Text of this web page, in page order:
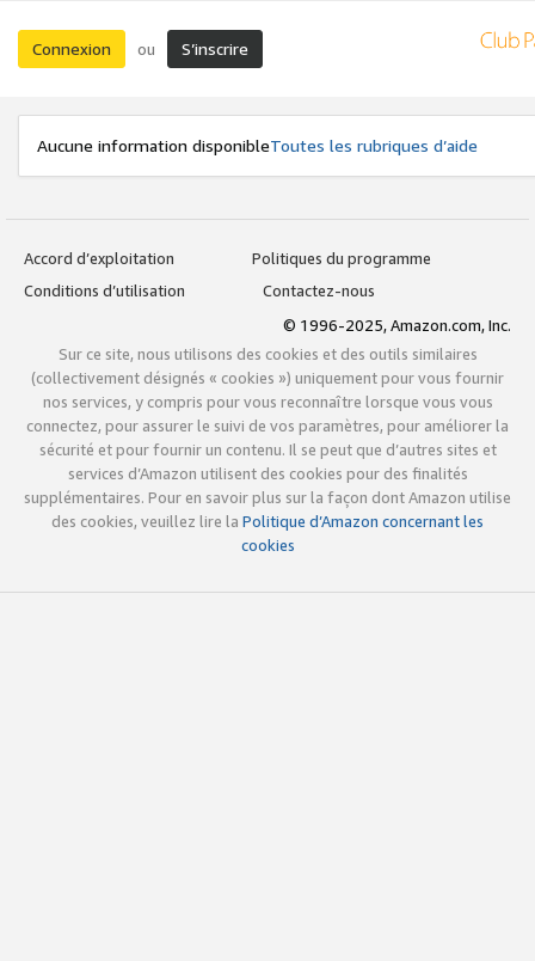
Connexion ou S’inscrire
Aucune information disponibleToutes les rubriques d’aide
Accord d’exploitation
Politiques du programme
Conditions d’utilisation
Contactez-nous
© 1996-2025, Amazon.com, Inc.
Sur ce site, nous utilisons des cookies et des outils similaires
(collectivement désignés « cookies ») uniquement pour vous fournir
nos services, y compris pour vous reconnaître lorsque vous vous
connectez, pour assurer le suivi de vos paramètres, pour améliorer la
sécurité et pour fournir un contenu. Il se peut que d’autres sites et
services d’Amazon utilisent des cookies pour des finalités
supplémentaires. Pour en savoir plus sur la façon dont Amazon utilise
des cookies, veuillez lire la Politique d’Amazon concernant les
cookies